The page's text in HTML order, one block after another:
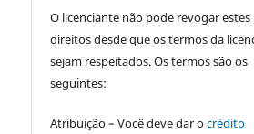
O licenciante não pode revogar estes
direitos desde que os termos da
sejam respeitados. Os termos são os
seguintes:
Atribuição – Você deve dar ocrédito